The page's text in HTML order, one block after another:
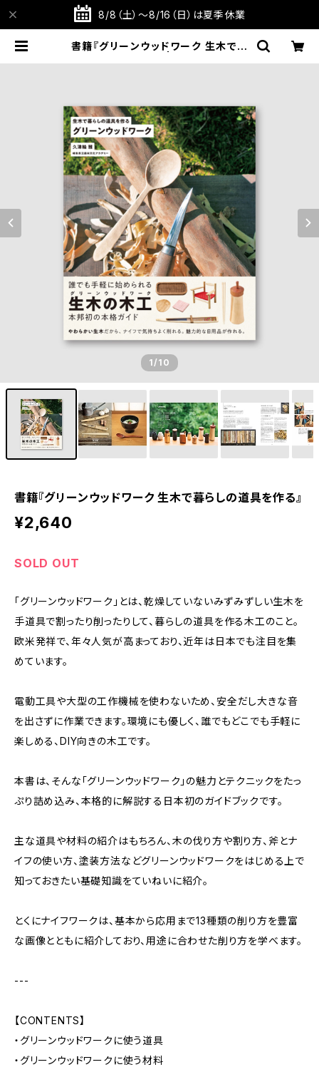
8/8（土）～8/16（日）は夏季休業
書籍『グリーンウッドワーク 生木で暮
1/10
書籍『グリーンウッドワーク 生木で暮らしの道具を作る』
¥2,640
SOLD OUT
「グリーンウッドワーク」とは、乾燥していないみずみずしい生木を
手道具で割ったり削ったりして、暮らしの道具を作る木工のこと。
欧米発祥で、年々人気が高まっており、近年は日本でも注目を集
めています。
電動工具や大型の工作機械を使わないため、安全だし大きな音
を出さずに作業できます。環境にも優しく、誰でもどこでも手軽に
楽しめる、DIY向きの木工です。
本書は、そんな「グリーンウッドワーク」の魅力とテクニックをたっ
ぷり詰め込み、本格的に解説する日本初のガイドブックです。
主な道具や材料の紹介はもちろん、木の伐り方や割り方、斧とナ
イフの使い方、塗装方法などグリーンウッドワークをはじめる上で
知っておきたい基礎知識をていねいに紹介。
とくにナイフワークは、基本から応用まで13種類の削り方を豊富
な画像とともに紹介しており、用途に合わせた削り方を学べます。
---
【CONTENTS】
・グリーンウッドワークに使う道具
・グリーンウッドワークに使う材料